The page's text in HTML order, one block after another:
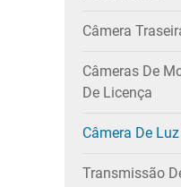
Câmera
Câmeras De
De Licença
Câmera De
Transmissão